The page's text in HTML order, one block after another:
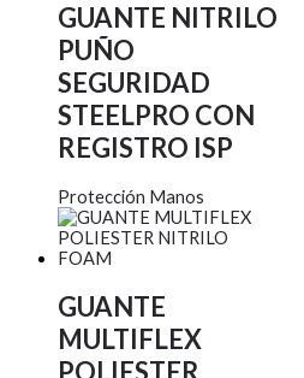
GUANTE NITRILO
PUÑO
SEGURIDAD
STEELPRO CON
REGISTRO ISP
Protección Manos
GUANTE
MULTIFLEX
POLIESTER